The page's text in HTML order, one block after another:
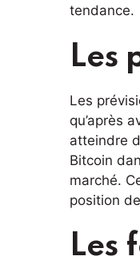
tendance.
Les
Les
qu’après
atteindre
Bitcoin
marché.
position
Les